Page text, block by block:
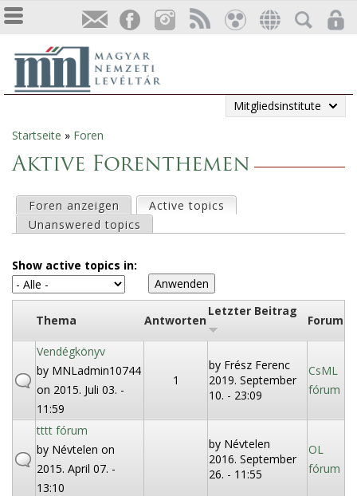
Mitgliedsinstitute
Sie
sind
hier
Startseite » Foren
Aktive Forenthemen
a
u
p
t
-
Foren anzeigen Active topics
Unanswered topics
Show active topics in:
Thema Antworten
Letzter Beitrag
Forum
Vendégkönyv
by MNLadmin10744
on 2015. Juli 03. -
11:59
1
by Frész Ferenc
2019. September
10. - 23:09
CsML
fórum
tttt fórum
by Névtelen on
2015. April 07. -
13:10
by Névtelen
2016. September
26. - 11:55
OL
fórum